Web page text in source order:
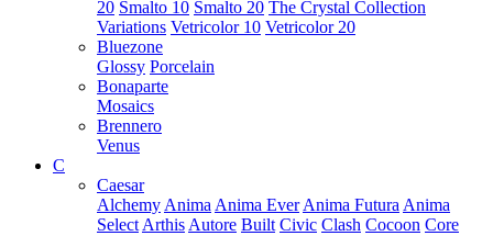
20 Smalto 10 Smalto 20 The Crystal Collection
Variations Vetricolor 10 Vetricolor 20
Bluezone
Glossy Porcelain
Bonaparte
Mosaics
Brennero
Venus
C
Caesar
Alchemy Anima Anima Ever Anima Futura Anima
Select Arthis Autore Built Civic Clash Cocoon Core